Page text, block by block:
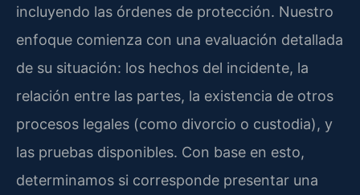
incluyendo las órdenes de protección. Nuestro
enfoque comienza con una evaluación detallada
de su situación: los hechos del incidente, la
relación entre las partes, la existencia de otros
procesos legales (como divorcio o custodia), y
las pruebas disponibles. Con base en esto,
determinamos si corresponde presentar una